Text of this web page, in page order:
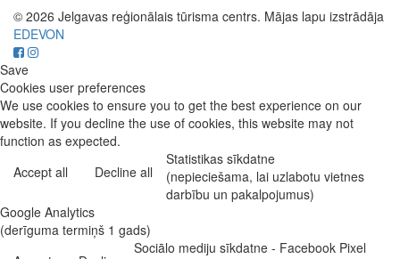
© 2026 Jelgavas reģionālais tūrisma centrs. Mājas lapu izstrādāja
EDEVON
Save
Cookies user preferences
We use cookies to ensure you to get the best experience on our
website. If you decline the use of cookies, this website may not
function as expected.
Accept all
Decline all
Statistikas sīkdatne
(nepieciešama, lai uzlabotu vietnes
darbību un pakalpojumus)
Google Analytics
(derīguma termiņš 1 gads)
Sociālo mediju sīkdatne - Facebook Pixel